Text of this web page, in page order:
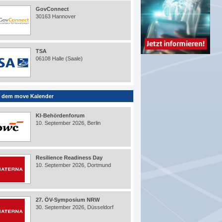
GovConnect
30163 Hannover
TSA
06108 Halle (Saale)
dem move Kalender
KI-Behördenforum
10. September 2026, Berlin
Resilience Readiness Day
10. September 2026, Dortmund
27. ÖV-Symposium NRW
30. September 2026, Düsseldorf